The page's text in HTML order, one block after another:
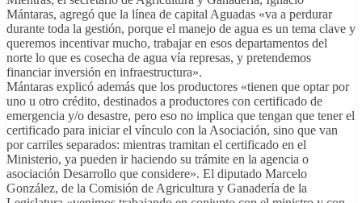
Mántaras, agregó que la línea de capital Aguadas «va a perdurar
durante toda la gestión, porque el manejo de agua es un tema clave y
queremos incentivar mucho, trabajar en esos departamentos del
norte lo que es cosecha de agua vía represas, y pretendemos
financiar inversión en infraestructura».
Mántaras explicó además que los productores «tienen que optar por
uno u otro crédito, destinados a productores con certificado de
emergencia y/o desastre, pero eso no implica que tengan que tener el
certificado para iniciar el vínculo con la Asociación, sino que van
por carriles separados: mientras tramitan el certificado en el
Ministerio, ya pueden ir haciendo su trámite en la agencia o
asociación Desarrollo que considere». El diputado Marcelo
González, de la Comisión de Agricultura y Ganadería de la